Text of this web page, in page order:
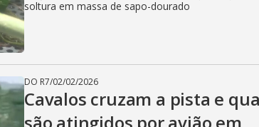
soltura em massa de sapo-dourado
DO R7/02/02/2026
Cavalos cruzam a pista e